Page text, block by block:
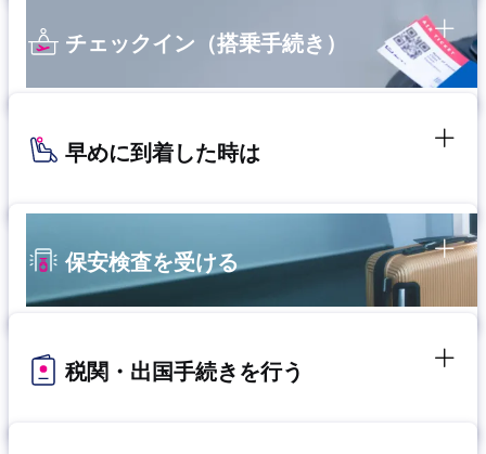
チェックイン（搭乗手続き）
早めに到着した時は
保安検査を受ける
税関・出国手続きを行う